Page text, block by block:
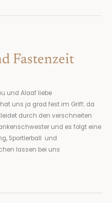
Fastenzeit
und Alaaf liebe
uns ja grad fest im Griff; da
durch den verschneiten
und es folgt eine
Sportlerball und
lassen bei uns